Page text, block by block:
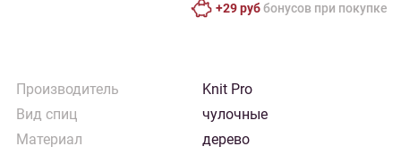
+29 руббонусов при покупке
Производитель
Knit Pro
Вид спиц
чулочные
Материал
дерево